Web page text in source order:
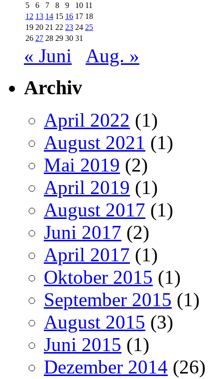
5
6 7 8 9 10 11
12 13 14 15 16 17 18
19 20 21 22 23 24 25
26 27 28 29 30 31
« Juni Aug. »
Archiv
April 2022 (1)
August 2021 (1)
Mai 2019 (2)
April 2019 (1)
August 2017 (1)
Juni 2017 (2)
April 2017 (1)
Oktober 2015 (1)
September 2015 (1)
August 2015 (3)
Juni 2015 (1)
Dezember 2014 (26)